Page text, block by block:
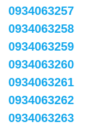
0934063257
0934063258
0934063259
0934063260
0934063261
0934063262
0934063263